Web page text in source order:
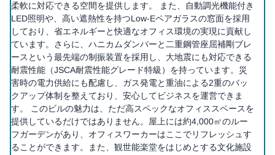
柔軟に対応できる空間を提供します。 また、自動調光機能付き
LED照明や、高い遮熱性を持つLow-Eペアガラスの窓面を採用
しており、省エネルギーと快適なオフィス環境の実現に貢献し
ています。さらに、ハニカムダンバーと二重鋼管座屈補剛ブレ
ースという最先端の制振装置を採用し、大地震にも対応できる
耐震性能（JSCA耐震性能グレード特級）を持っています。災
害時の電力供給にも配慮し、ガス発電と重油による2重のバッ
クアップ体制を整えており、安心してビジネスを運営できま
す。 このビルの魅力は、ただ高スペックなオフィススペースを
提供しているだけではありません。屋上には約4,000㎡のルー
フガーデンがあり、オフィスワーカーはここでリフレッシュす
ることができます。また、観世能楽堂をはじめとする文化施設